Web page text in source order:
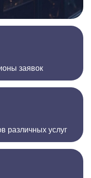
заявок
различных услуг